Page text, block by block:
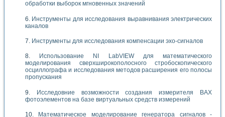
обработки выборок мгновенных значений
Инструменты для исследования выравнивания электрических
каналов
Инструменты для исследования компенсации эхо-сигналов
Использование NI LabVIEW для математического
моделирования сверхширокополосного стробоскопического
осциллографа и исследования методов расширения его полосы
пропускания
Исследовние возможности создания измерителя ВАХ
фотоэлементов на базе виртуальных средств измерений
Математическое моделирование генератора сигналов -